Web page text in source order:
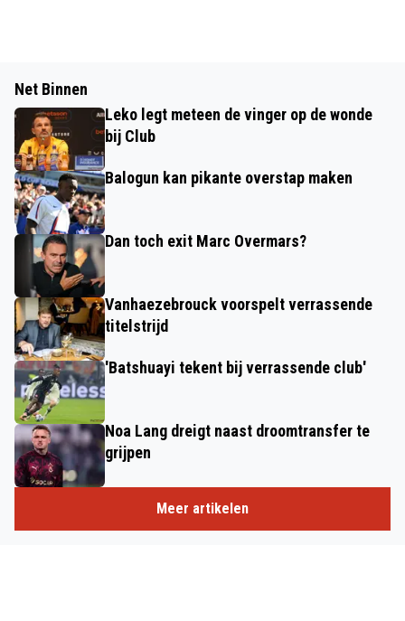
Net Binnen
Leko legt meteen de vinger op de wonde
bij Club
Balogun kan pikante overstap maken
Dan toch exit Marc Overmars?
Vanhaezebrouck voorspelt verrassende
titelstrijd
'Batshuayi tekent bij verrassende club'
Noa Lang dreigt naast droomtransfer te
grijpen
Meer artikelen